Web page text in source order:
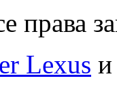
права
Lexus